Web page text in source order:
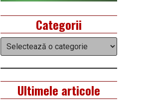
Categorii
Categorii
Ultimele articole